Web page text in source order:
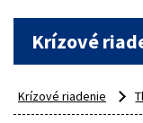
Krízové
Krízové riadenie